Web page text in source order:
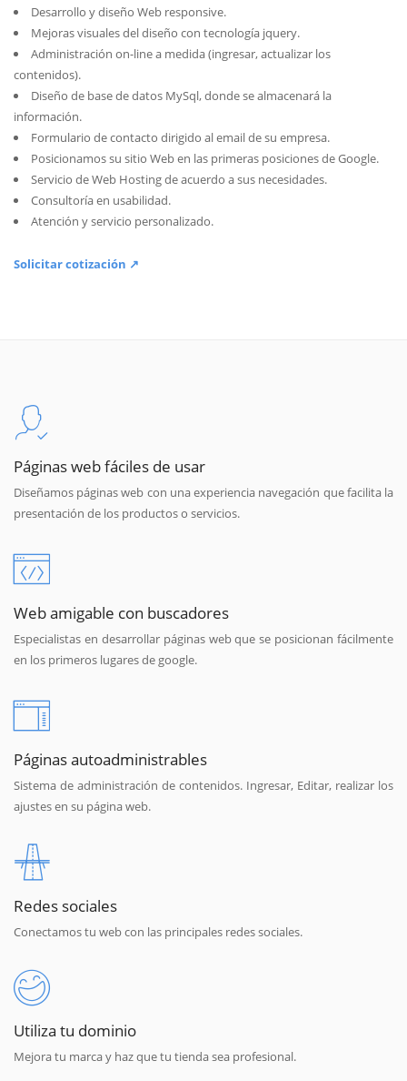
Desarrollo y diseño Web responsive.
Mejoras visuales del diseño con tecnología jquery.
Administración on-line a medida (ingresar, actualizar los
contenidos).
Diseño de base de datos MySql, donde se almacenará la
información.
Formulario de contacto dirigido al email de su empresa.
Posicionamos su sitio Web en las primeras posiciones de Google.
Servicio de Web Hosting de acuerdo a sus necesidades.
Consultoría en usabilidad.
Atención y servicio personalizado.
Solicitar cotización ↗
Páginas web fáciles de usar
Diseñamos páginas web con una experiencia navegación que facilita la
presentación de los productos o servicios.
Web amigable con buscadores
Especialistas en desarrollar páginas web que se posicionan fácilmente
en los primeros lugares de google.
Páginas autoadministrables
Sistema de administración de contenidos. Ingresar, Editar, realizar los
ajustes en su página web.
Redes sociales
Conectamos tu web con las principales redes sociales.
Utiliza tu dominio
Mejora tu marca y haz que tu tienda sea profesional.